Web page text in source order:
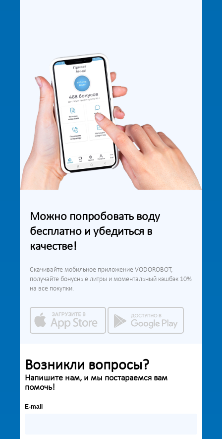
Можно попробовать воду
бесплатно и убедиться в
качестве!
Скачивайте мобильное приложение VODOROBOT,
получайте бонусные литры и моментальный кэшбэк 10%
на все покупки.
Возникли вопросы?
Напишите нам, и мы постараемся вам
помочь!
E-mail